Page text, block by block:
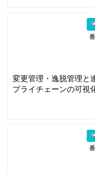
変更管理・逸脱管理と
プライチェーンの可視